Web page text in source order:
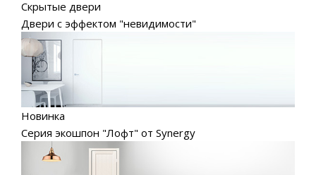
Скрытые двери
Двери с эффектом "невидимости"
Новинка
Серия экошпон "Лофт" от Synergy